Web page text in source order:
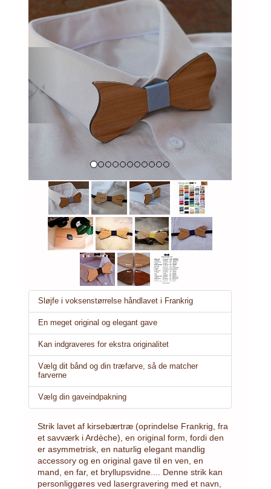
Previous
Sløjfe i voksenstørrelse håndlavet i Frankrig
En meget original og elegant gave
Kan indgraveres for ekstra originalitet
Vælg dit bånd og din træfarve, så de matcher
farverne
Vælg din gaveindpakning
Strik lavet af kirsebærtræ (oprindelse Frankrig, fra
et savværk i Ardèche), en original form, fordi den
er asymmetrisk, en naturlig elegant mandlig
accessory og en original gave til en ven, en
mand, en far, et bryllupsvidne.... Denne strik kan
personliggøres ved lasergravering med et navn,